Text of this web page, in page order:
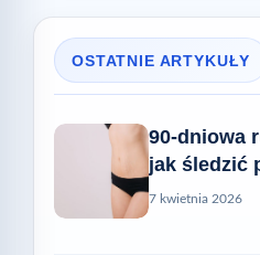
OSTATNIE ARTYKUŁY
90-dniowa
jak śledzić
7 kwietnia 2026